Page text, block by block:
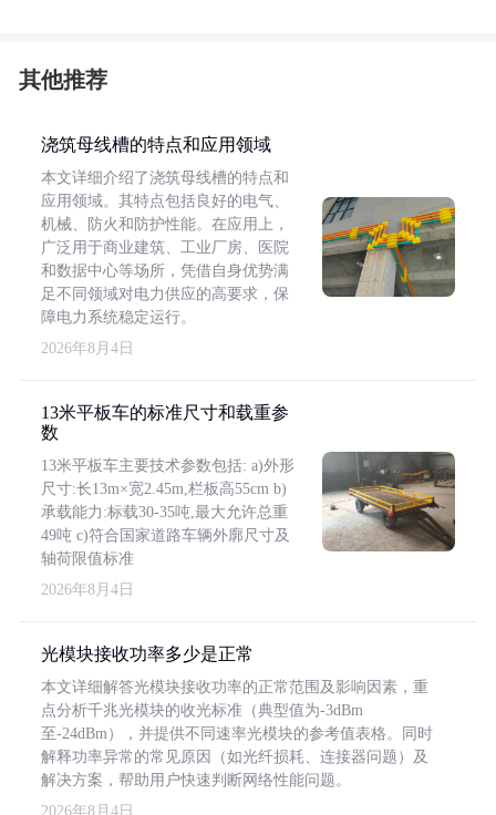
其他推荐
浇筑母线槽的特点和应用领域
本文详细介绍了浇筑母线槽的特点和
应用领域。其特点包括良好的电气、
机械、防火和防护性能。在应用上，
广泛用于商业建筑、工业厂房、医院
和数据中心等场所，凭借自身优势满
足不同领域对电力供应的高要求，保
障电力系统稳定运行。
2026年8月4日
13米平板车的标准尺寸和载重参
数
13米平板车主要技术参数包括: a)外形
尺寸:长13m×宽2.45m,栏板高55cm b)
承载能力:标载30-35吨,最大允许总重
49吨 c)符合国家道路车辆外廓尺寸及
轴荷限值标准
2026年8月4日
光模块接收功率多少是正常
本文详细解答光模块接收功率的正常范围及影响因素，重
点分析千兆光模块的收光标准（典型值为-3dBm
至-24dBm），并提供不同速率光模块的参考值表格。同时
解释功率异常的常见原因（如光纤损耗、连接器问题）及
解决方案，帮助用户快速判断网络性能问题。
2026年8月4日